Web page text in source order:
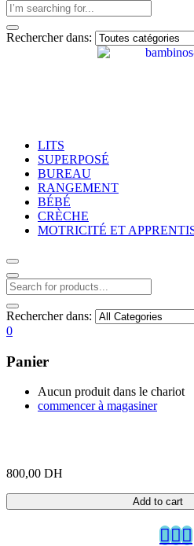
Rechercher dans:
LITS
SUPERPOSÉ
BUREAU
RANGEMENT
BÉBÉ
CRÈCHE
MOTRICITÉ ET
Rechercher dans:
0
Panier
Aucun produit dans le chariot
commencer à magasiner
800,00 DH
Add to cart